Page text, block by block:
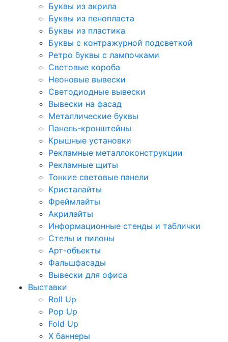
Буквы из акрила
Буквы из пенопласта
Буквы из пластика
Буквы с контражурной подсветкой
Ретро буквы с лампочками
Световые короба
Неоновые вывески
Светодиодные вывески
Вывески на фасад
Металлические буквы
Панель-кронштейны
Крышные установки
Рекламные металлоконструкции
Рекламные щиты
Тонкие световые панели
Кристалайты
Фреймлайты
Акрилайты
Информационные стенды и таблички
Стелы и пилоны
Арт-объекты
Фальшфасады
Вывески для офиса
Выставки
Roll Up
Pop Up
Fold Up
Х баннеры